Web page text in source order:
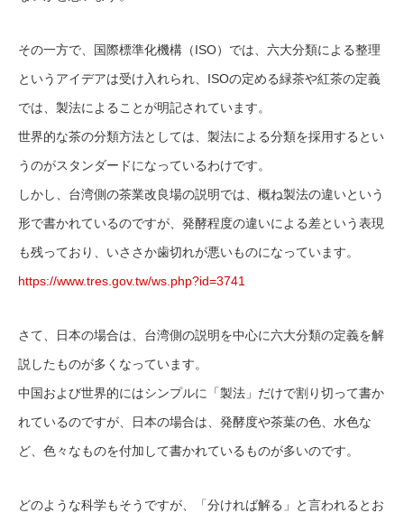
その一方で、国際標準化機構（ISO）では、六大分類による整理
というアイデアは受け入れられ、ISOの定める緑茶や紅茶の定義
では、製法によることが明記されています。
世界的な茶の分類方法としては、製法による分類を採用するとい
うのがスタンダードになっているわけです。
しかし、台湾側の茶業改良場の説明では、概ね製法の違いという
形で書かれているのですが、発酵程度の違いによる差という表現
も残っており、いささか歯切れが悪いものになっています。
https://www.tres.gov.tw/ws.php?id=3741
さて、日本の場合は、台湾側の説明を中心に六大分類の定義を解
説したものが多くなっています。
中国および世界的にはシンプルに「製法」だけで割り切って書か
れているのですが、日本の場合は、発酵度や茶葉の色、水色な
ど、色々なものを付加して書かれているものが多いのです。
どのような科学もそうですが、「分ければ解る」と言われるとお